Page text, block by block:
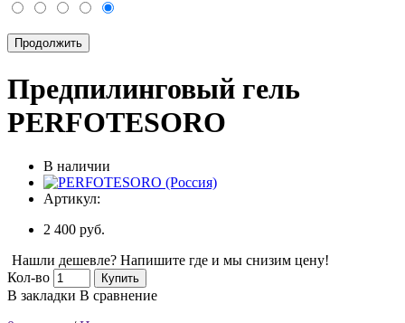
Продолжить
Предпилинговый гель
PERFOTESORO
В наличии
Артикул:
2 400 руб.
Нашли дешевле? Напишите где и мы снизим цену!
Кол-во
Купить
В закладки В сравнение